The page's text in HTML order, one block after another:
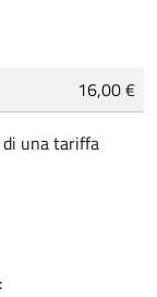
16,00 €
una tariffa